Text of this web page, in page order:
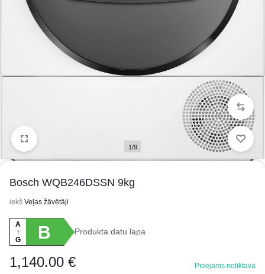
1/9
Bosch WQB246DSSN 9kg
iekš Veļas žāvētāji
A
↑
G
B Produkta datu lapa
1,140.00 € Pieejams noliktavā